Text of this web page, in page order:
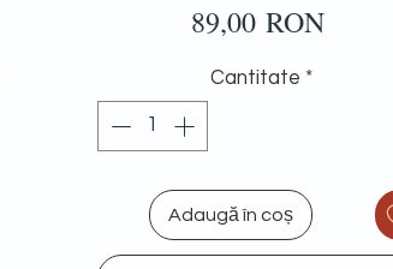
89,00 RONPreț
Cantitate *
Adaugă în coș